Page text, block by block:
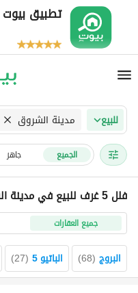
تطبيق بيوت
للبيع مدينة الشروق
الجميع جاهز
فلل 5 غرف للبيع في مدينة الشروق، القاهرة
جميع العقارات
البروج (
68
) الباتيو 5 (
27
)